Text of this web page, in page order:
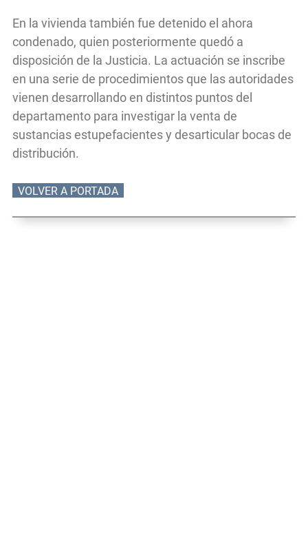
En la vivienda también fue detenido el ahora
condenado, quien posteriormente quedó a
disposición de la Justicia. La actuación se inscribe
en una serie de procedimientos que las autoridades
vienen desarrollando en distintos puntos del
departamento para investigar la venta de
sustancias estupefacientes y desarticular bocas de
distribución.
VOLVER A PORTADA